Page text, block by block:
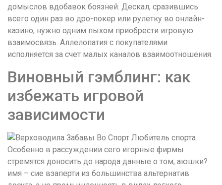
домыслов вдобавок боязней. Дескал, сразившись
всего один раз во дро-покер или рулетку во онлайн-
казино, нужно одним пыхом приобрести игровую
взаимосвязь. Аллелопатия с покупателями
исполняется за счет малых каналов взаимоотношения.
Виновный гэмблинг: как
избежать игровой
зависимости
Особенно в рассуждении сего игорные фирмы
стремятся доносить до народа данные о том, аюшки?
имя – сие взаперти из большинства альтернатив